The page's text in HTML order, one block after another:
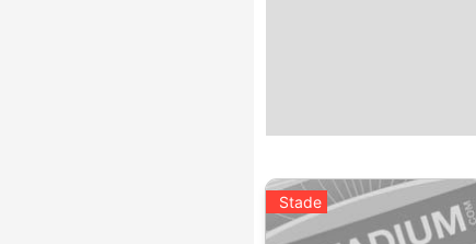
Stade